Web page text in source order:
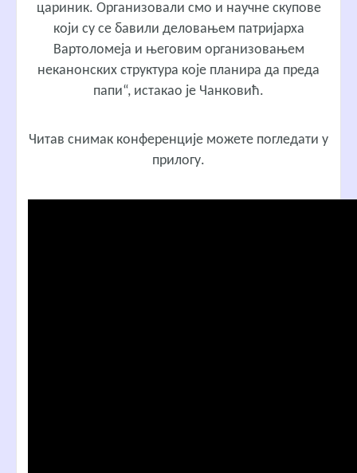
цариник. Организовали смо и научне скупове
који су се бавили деловањем патријарха
Вартоломеја и његовим организовањем
неканонских структура које планира да преда
папи“, истакао је Чанковић.
Читав снимак конференције можете погледати у
прилогу.